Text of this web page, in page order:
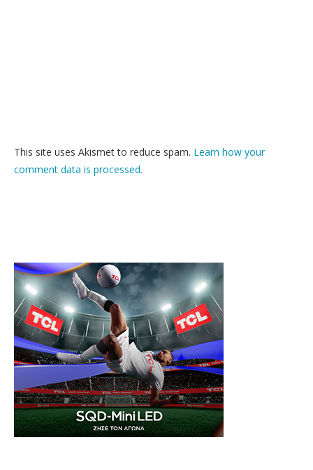
This site uses Akismet to reduce spam. Learn how your
comment data is processed.